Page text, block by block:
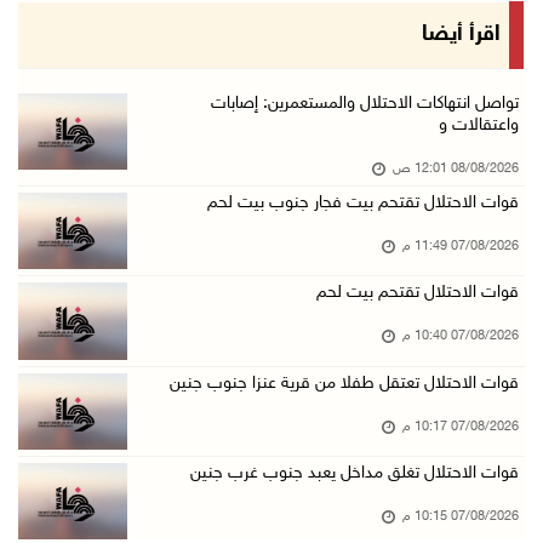
مستعمرون يهاجمون مساكن المواطنين في خربة الحم ...
بعد تجديد منع زيارات المعتقلين: أبو الحمص يدع ...
الرئاسة ترحب بإطلاق السعودية التحالف البحري ا ...
07/آب/2026 06:17 م
(محدث) نابلس: إصابة مواطن واعتقاله إثر هجوم ل ...
07/آب/2026 06:04 م
الرئاسة ترحب باتفاقية مكة للدفاع المشترك بين ...
بيروت: اللجنة الفنية للمجلس الوطني تناقش التر ...
07/آب/2026 03:31 م
اقرأ أيضا
تواصل انتهاكات الاحتلال والمستعمرين: إصابات
واعتقالات و
08/08/2026 12:01 ص
قوات الاحتلال تقتحم بيت فجار جنوب بيت لحم
07/08/2026 11:49 م
قوات الاحتلال تقتحم بيت لحم
07/08/2026 10:40 م
قوات الاحتلال تعتقل طفلا من قرية عنزا جنوب جنين
07/08/2026 10:17 م
قوات الاحتلال تغلق مداخل يعبد جنوب غرب جنين
07/08/2026 10:15 م